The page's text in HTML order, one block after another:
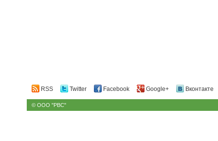
RSS Twitter Facebook Google+ Вконтакте
© ООО "РВС"